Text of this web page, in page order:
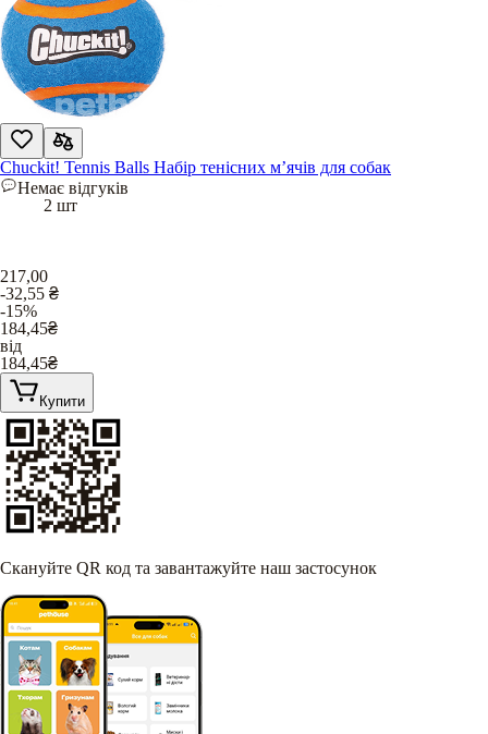
Chuckit! Tennis Balls Набір тенісних м’ячів для собак
Немає відгуків
2 шт
217,00
-32,55 ₴
-15%
184,45₴
від
184,45₴
Купити
Скануйте QR код та завантажуйте наш застосунок